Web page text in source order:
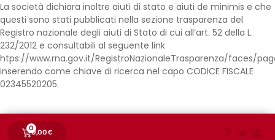
La società dichiara inoltre aiuti di stato e aiuti de minimis e che
questi sono stati pubblicati nella sezione trasparenza del
Registro nazionale degli aiuti di Stato di cui all’art. 52 della L.
232/2012 e consultabili al seguente link
htps://www.rna.gov.it/RegistroNazionaleTrasparenza/faces/
inserendo come chiave di ricerca nel capo CODICE FISCALE
02345520205.
0,00€
0